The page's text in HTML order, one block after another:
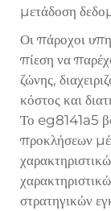
μετάδοση
Οι πάροχοι
πίεση να
ζώνης,
κόστος και
Το eg8141a5
προκλήσεων
στρατηγικών